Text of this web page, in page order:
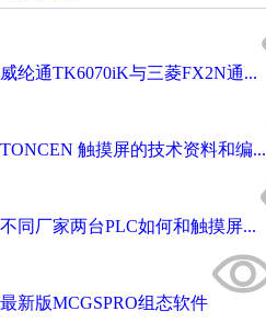
威纶通TK6070iK与三菱FX2N通...
TONCEN 触摸屏的技术资料和编...
不同厂家两台PLC如何和触摸屏...
最新版MCGSPRO组态软件